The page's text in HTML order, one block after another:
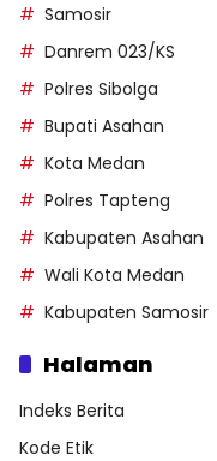
Samosir
Danrem 023/KS
Polres Sibolga
Bupati Asahan
Kota Medan
Polres Tapteng
Kabupaten Asahan
Wali Kota Medan
Kabupaten Samosir
Halaman
Indeks Berita
Kode Etik